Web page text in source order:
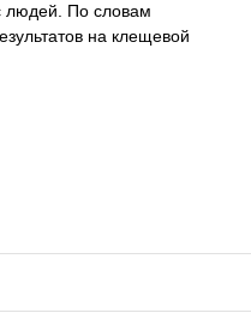
людей. По словам
на клещевой